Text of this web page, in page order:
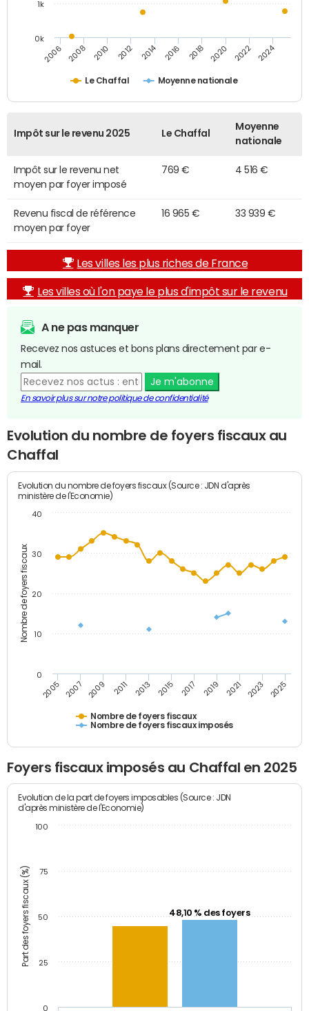
Le Chaffal Moyenne nationale
2006 2008 2010 2012 2014 2016 2018 2020 2022 2024
0k
1k
Impôt sur le revenu 2025 Le Chaffal
Moyenne
nationale
Impôt sur le revenu net
moyen par foyer imposé
769 € 4 516 €
Revenu fiscal de référence
moyen par foyer
16 965 € 33 939 €
Les villes les plus riches de France
Les villes où l'on paye le plus d'impôt sur le revenu
A ne pas manquer
Recevez nos astuces et bons plans directement par e-
mail.
Je m'abonne
En savoir plus sur notre politique de confidentialité
Evolution du nombre de foyers fiscaux au
Chaffal
Nombre de foyers fiscaux
Evolution du nombre de foyers fiscaux (Source : JDN d'après
ministère de l'Economie)
Nombre de foyers fiscaux
Nombre de foyers fiscaux imposés
2005 2007 2009 2011 2013 2015 2017 2019 2021 2023 2025
0
10
20
30
40
Foyers fiscaux imposés au Chaffal en 2025
Part des foyers fiscaux (%)
Evolution de la part de foyers imposables (Source : JDN
d'après ministère de l'Economie)
48,10 % des foyers
0
25
50
75
100